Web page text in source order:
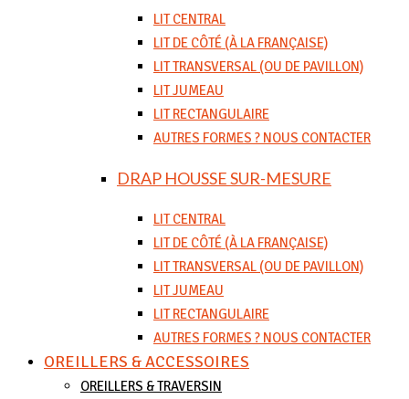
LIT CENTRAL
LIT DE CÔTÉ (À LA FRANÇAISE)
LIT TRANSVERSAL (OU DE PAVILLON)
LIT JUMEAU
LIT RECTANGULAIRE
AUTRES FORMES ? NOUS CONTACTER
DRAP HOUSSE SUR-MESURE
LIT CENTRAL
LIT DE CÔTÉ (À LA FRANÇAISE)
LIT TRANSVERSAL (OU DE PAVILLON)
LIT JUMEAU
LIT RECTANGULAIRE
AUTRES FORMES ? NOUS CONTACTER
OREILLERS & ACCESSOIRES
OREILLERS & TRAVERSIN